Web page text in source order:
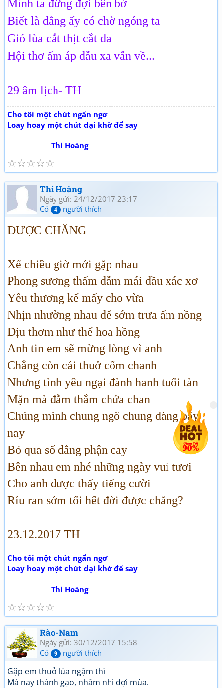
Mình ta đứng đợi bên bờ
Biết là đằng ấy có chờ ngóng ta
Gió lùa cắt thịt cắt da
Hội thơ ấm áp dẫu xa vẫn về...
29 âm lịch- TH
Cho tôi một chút ngẩn ngơ
Loay hoay một chút dại khờ để say
Thi Hoàng
☆
☆
☆
☆
☆
Thi Hoàng
Ngày gửi: 24/12/2017 23:17
Có
4 người thích
ĐƯỢC CHĂNG
Xế chiều giờ mới gặp nhau
Phong sương thấm đẫm mái đầu xác xơ
Yêu thương kể mấy cho vừa
Nhịn nhường nhau để sớm trưa ấm nồng
Dịu thơm như thể hoa hồng
Anh tin em sẽ mừng lòng vì anh
Chẳng còn cái thuở cốm chanh
Nhưng tình yêu ngại đành hanh tuổi tàn
Mặn mà đằm thắm chứa chan
Chúng mình chung ngõ chung đàng bấy
nay
Bỏ qua số đắng phận cay
Bên nhau em nhé những ngày vui tươi
Cho anh được thấy tiếng cười
Ríu ran sớm tối hết đời được chăng?
23.12.2017 TH
Cho tôi một chút ngẩn ngơ
Loay hoay một chút dại khờ để say
Thi Hoàng
☆
☆
☆
☆
☆
Rào-Nam
Ngày gửi: 30/12/2017 15:58
Có
9 người thích
Gặp em thuở lúa ngậm thì
Mà nay thành gạo, nhâm nhi đợi mùa.